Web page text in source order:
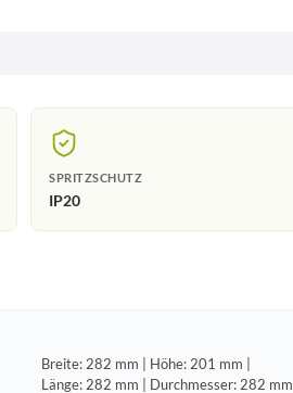
SPRITZSCHUTZ
IP20
Breite: 282 mm | Höhe: 201 mm |
Länge: 282 mm | Durchmesser: 282 mm